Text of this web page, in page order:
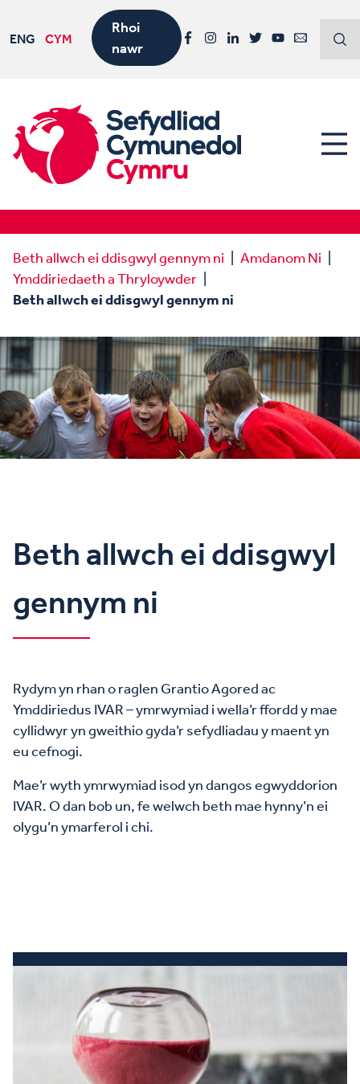
ENG CYM
Rhoi
nawr
Beth allwch ei ddisgwyl gennym ni
Amdanom Ni
Ymddiriedaeth a Thryloywder
Beth allwch ei ddisgwyl gennym ni
Beth allwch ei ddisgwyl
gennym ni
Rydym yn rhan o raglen Grantio Agored ac
Ymddiriedus IVAR – ymrwymiad i wella’r ffordd y mae
cyllidwyr yn gweithio gyda’r sefydliadau y maent yn
eu cefnogi.
Mae’r wyth ymrwymiad isod yn dangos egwyddorion
IVAR. O dan bob un, fe welwch beth mae hynny’n ei
olygu’n ymarferol i chi.